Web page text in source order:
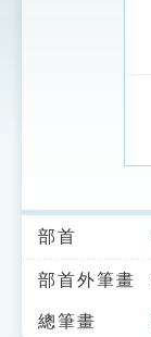
索引選單
知識索引
單字索引
部首
部首外筆畫
總筆畫